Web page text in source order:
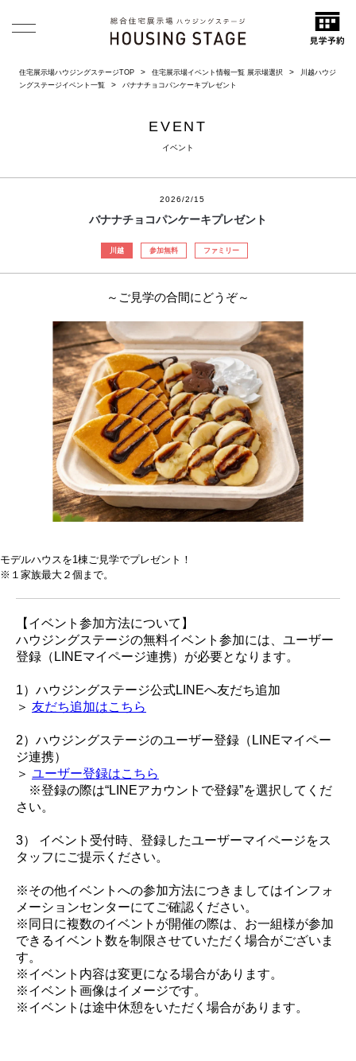
住宅展示場ハウジングステージTOP 住宅展示場イベント情報一覧 展示場選択
川越ハウジ
ングステージイベント一覧
バナナチョコパンケーキプレゼント
EVENT
イベント
2026/2/15
バナナチョコパンケーキプレゼント
川越 参加無料 ファミリー
～ご見学の合間にどうぞ～
モデルハウスを1棟ご見学でプレゼント！
※１家族最大２個まで。
【イベント参加方法について】
ハウジングステージの無料イベント参加には、ユーザー
登録（LINEマイページ連携）が必要となります。
1）ハウジングステージ公式LINEへ友だち追加
＞ 友だち追加はこちら
2）ハウジングステージのユーザー登録（LINEマイペー
ジ連携）
＞ ユーザー登録はこちら
※登録の際は“LINEアカウントで登録”を選択してくだ
さい。
3） イベント受付時、登録したユーザーマイページをス
タッフにご提示ください。
※その他イベントへの参加方法につきましてはインフォ
メーションセンターにてご確認ください。
※同日に複数のイベントが開催の際は、お一組様が参加
できるイベント数を制限させていただく場合がございま
す。
※イベント内容は変更になる場合があります。
※イベント画像はイメージです。
※イベントは途中休憩をいただく場合があります。